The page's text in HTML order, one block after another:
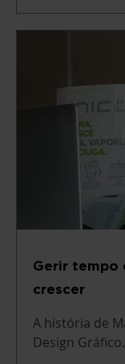
Gerir tempo
crescer
A história de
Design Gráfico.